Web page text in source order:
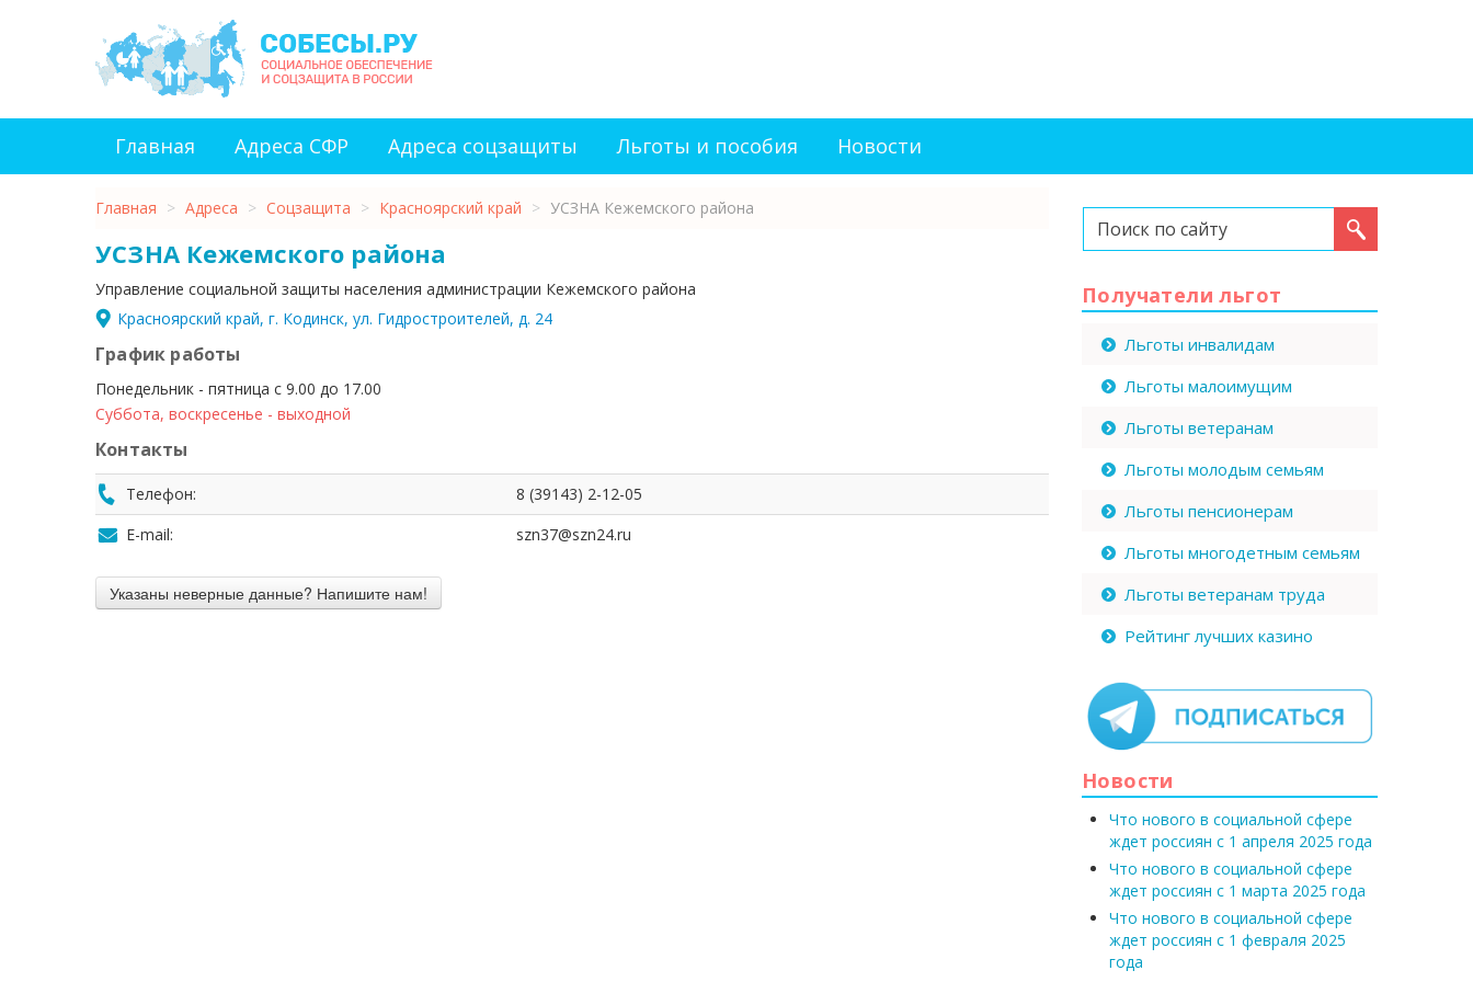
Главная Адреса СФР Адреса соцзащиты Льготы и пособия Новости
Главная > Адреса > Соцзащита > Красноярский край > УСЗНА Кежемского района
УСЗНА Кежемского района
Управление социальной защиты населения администрации Кежемского района
Красноярский край, г. Кодинск, ул. Гидростроителей, д. 24
График работы
Понедельник - пятница с 9.00 до 17.00
Суббота, воскресенье - выходной
Контакты
Телефон:
8 (39143) 2-12-05
E-mail:
szn37@szn24.ru
Искать...
Получатели льгот
Льготы инвалидам
Льготы малоимущим
Льготы ветеранам
Льготы молодым семьям
Льготы пенсионерам
Льготы многодетным семьям
Льготы ветеранам труда
Рейтинг лучших казино
Новости
Что нового в социальной сфере
ждет россиян с 1 апреля 2025 года
Что нового в социальной сфере
ждет россиян с 1 марта 2025 года
Что нового в социальной сфере
ждет россиян с 1 февраля 2025
года